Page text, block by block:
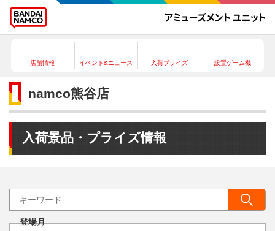
店舗情報 イベント&ニュース 入荷プライズ 設置ゲーム機
namco熊谷店
入荷景品・プライズ情報
登場月